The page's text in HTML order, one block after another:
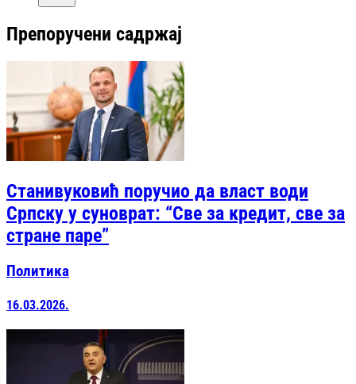
Препоручени садржај
Станивуковић поручио да власт води
Српску у суноврат: “Све за кредит, све за
стране паре”
Политика
16.03.2026.